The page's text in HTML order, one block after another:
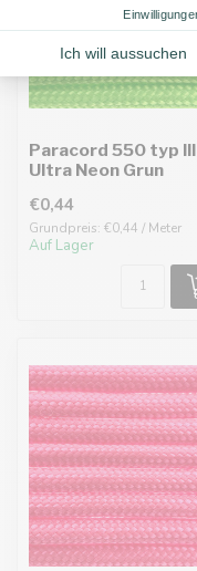
Paracord 550 typ III
Ultra Neon Grun
€0,44
Grundpreis: €0,44 / Meter
Auf Lager